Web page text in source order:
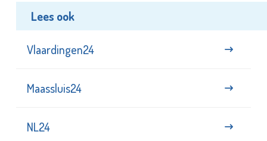
Lees ook
Vlaardingen24
Maassluis24
NL24